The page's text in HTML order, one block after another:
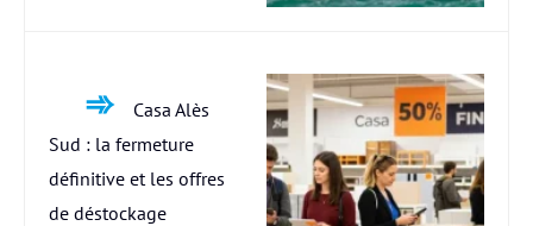
Casa Alès
Sud : la fermeture
définitive et les offres
de déstockage